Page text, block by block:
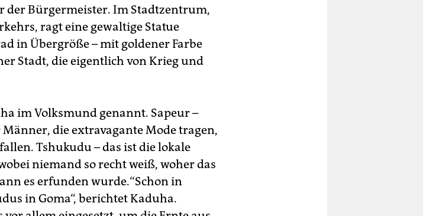
der Bürgermeister. Im Stadtzentrum,
ragt eine gewaltige Statue
in Übergröße – mit goldener Farbe
Stadt, die eigentlich von Krieg und
im Volksmund genannt. Sapeur –
die extravagante Mode tragen,
Tshukudu – das ist die lokale
niemand so recht weiß, woher das
es erfunden wurde.“Schon in
in Goma“, berichtet Kaduha.